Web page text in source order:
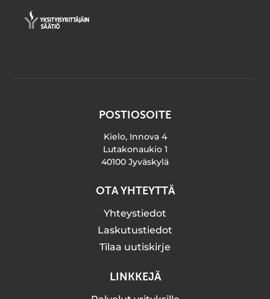
POSTIOSOITE
Kielo, Innova 4
Lutakonaukio 1
40100 Jyväskylä
OTA YHTEYTTÄ
Yhteystiedot
Laskutustiedot
Tilaa uutiskirje
LINKKEJÄ